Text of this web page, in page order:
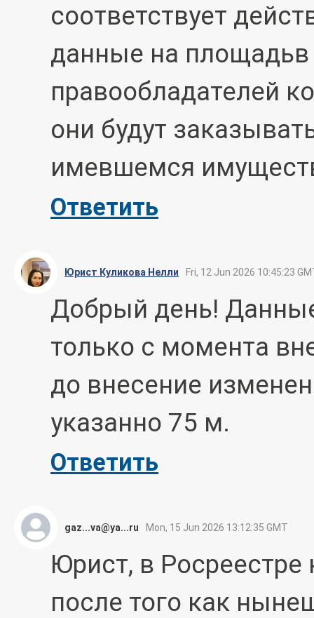
соответствует
данные на площадьв
правообладателей
они будут
имевшемся
Ответить
Юрист Куликова Нелли Fri, 12 Jun 2026 10:45:23
Добрый день!
только с момента
до внесение
указанно 75 м.
Ответить
gaz...va@ya...ru Mon, 15 Jun 2026 13:12:35 GMT
Юрист, в
после того как